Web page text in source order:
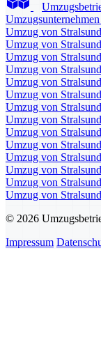
Umzug von
Umzug von
Umzug von
Umzug von
Umzug von
Umzug von
Umzug von
Umzug von
Umzug von
Umzug von
Umzug von
Umzug von
Umzug von
Umzug von
© 2026
Impressum